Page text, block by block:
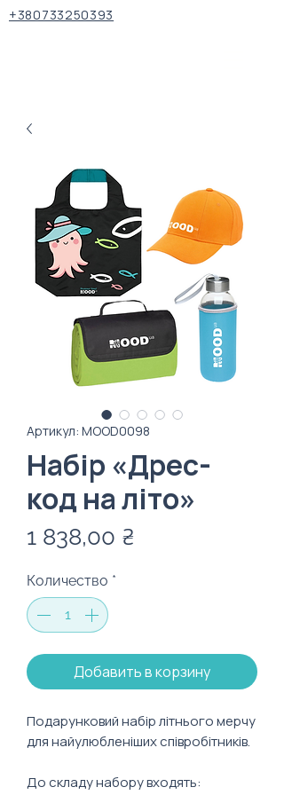
+380733250393
Артикул: MOOD0098
Набір «Дрес-
код на літо»
1 838,00 ₴
Количество *
Добавить в корзину
Подарунковий набір літнього мерчу
для найулюбленіших співробітників.
До складу набору входять: